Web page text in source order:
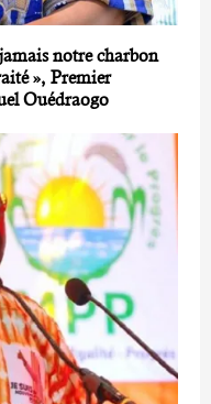
notre charbon
», Premier
Ouédraogo